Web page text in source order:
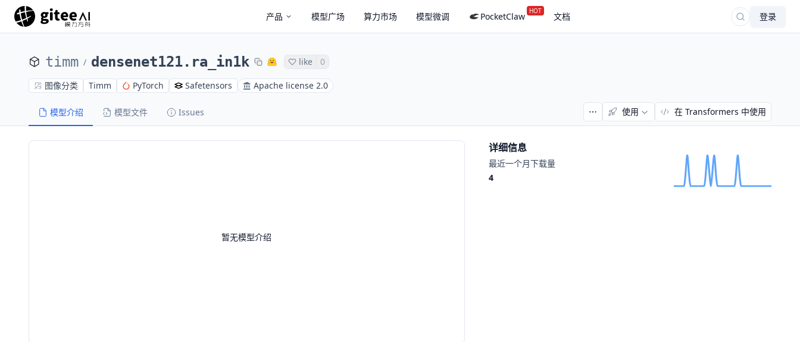
产品 模型广场 算力市场 模型微调 PocketClaw HOT 文档 登录
timm / densenet121.ra_in1k like 0
图像分类 Timm PyTorch Safetensors Apache license 2.0
模型介绍 模型文件 Issues 使用 在 Transformers 中使用
暂无模型介绍
详细信息
最近一个月下载量
4